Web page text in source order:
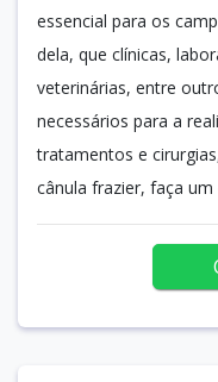
essencial para os
dela, que clínicas,
veterinárias, entre
necessários para a
tratamentos e
cânula frazier, faça